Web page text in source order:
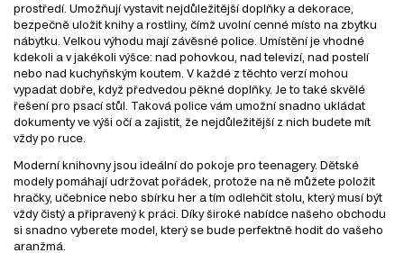
prostředí. Umožňují vystavit nejdůležitější doplňky a dekorace,
bezpečně uložit knihy a rostliny, čímž uvolní cenné místo na zbytku
nábytku. Velkou výhodu mají závěsné police. Umístění je vhodné
kdekoli a v jakékoli výšce: nad pohovkou, nad televizí, nad postelí
nebo nad kuchyňským koutem. V každé z těchto verzí mohou
vypadat dobře, když předvedou pěkné doplňky. Je to také skvělé
řešení pro psací stůl. Taková police vám umožní snadno ukládat
dokumenty ve výši očí a zajistit, že nejdůležitější z nich budete mít
vždy po ruce.
Moderní knihovny jsou ideální do pokoje pro teenagery. Dětské
modely pomáhají udržovat pořádek, protože na ně můžete položit
hračky, učebnice nebo sbírku her a tím odlehčit stolu, který musí být
vždy čistý a připravený k práci. Díky široké nabídce našeho obchodu
si snadno vyberete model, který se bude perfektně hodit do vašeho
aranžmá.